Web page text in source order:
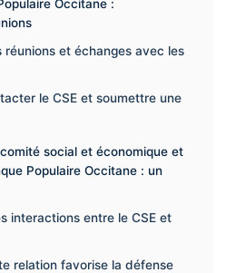
Occitane :
réunions et échanges avec les
le CSE et soumettre une
social et économique et
Populaire Occitane : un
interactions entre le CSE et
relation favorise la défense